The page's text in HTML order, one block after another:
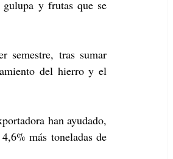
gulupa y frutas que se
semestre, tras sumar
del hierro y el
han ayudado,
más toneladas de